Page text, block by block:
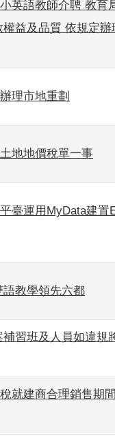
英語教師介聘 教育
益及品質 依規定
理市地重劃
地地價稅單一事
臺運用MyData建置
教學領先六都
習班及人員如違規
就建商合理銷售期